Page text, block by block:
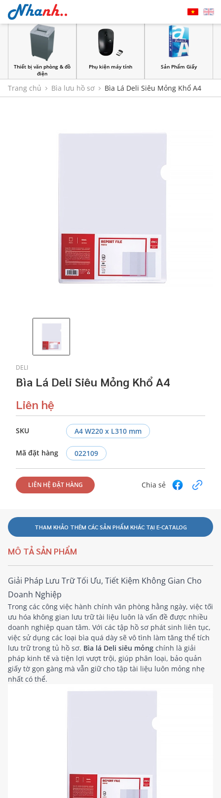
Thiết bị văn phòng & đồ
điện
Phụ kiện máy tính Sản Phẩm Giấy
Trang chủ Bìa lưu hồ sơ Bìa Lá Deli Siêu Mỏng Khổ A4
DELI
Bìa Lá Deli Siêu Mỏng Khổ A4
Liên hệ
SKU A4 W220 x L310 mm
Mã đặt hàng 022109
LIÊN HỆ ĐẶT HÀNG Chia sẻ
THAM KHẢO THÊM CÁC SẢN PHẨM KHÁC TẠI E-CATALOG
MÔ TẢ SẢN PHẨM
Giải Pháp Lưu Trữ Tối Ưu, Tiết Kiệm Không Gian Cho
Doanh Nghiệp
Trong các công việc hành chính văn phòng hằng ngày, việc tối
ưu hóa không gian lưu trữ tài liệu luôn là vấn đề được nhiều
doanh nghiệp quan tâm. Với các tập hồ sơ phát sinh liên tục,
việc sử dụng các loại bìa quá dày sẽ vô tình làm tăng thể tích
lưu trữ trong tủ hồ sơ. Bìa lá Deli siêu mỏng chính là giải
pháp kinh tế và tiện lợi vượt trội, giúp phân loại, bảo quản
giấy tờ gọn gàng mà vẫn giữ cho tập tài liệu luôn mỏng nhẹ
nhất có thể.